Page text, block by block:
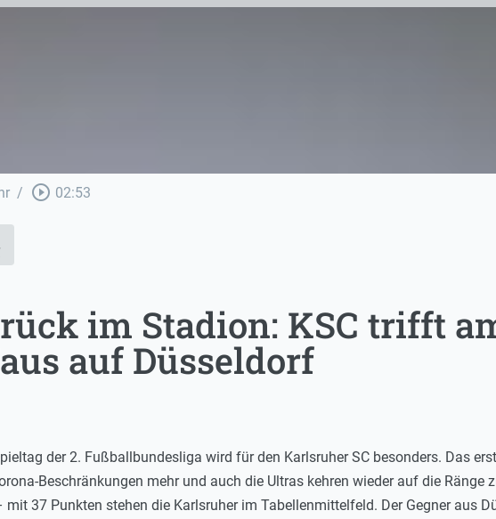
/ play_circle_outline 02:53
im Stadion: KSC trifft
auf Düsseldorf
der 2. Fußballbundesliga wird für den Karlsruher SC besonders. Das
Beschränkungen mehr und auch die Ultras kehren wieder auf die Ränge
37 Punkten stehen die Karlsruher im Tabellenmittelfeld. Der Gegner aus